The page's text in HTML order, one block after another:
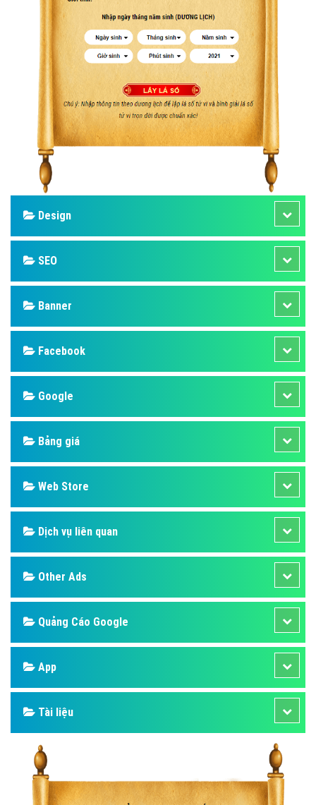
Design
SEO
Banner
Facebook
Google
Bảng giá
Web Store
Dịch vụ liên quan
Other Ads
Quảng Cáo Google
App
Tài liệu